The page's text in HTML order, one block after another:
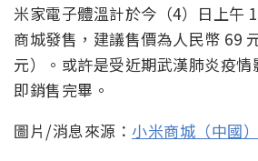
米家電子體溫計於今（4）日上午
商城發售，建議售價為人民幣 69
元）。或許是受近期武漢肺炎疫
即銷售完畢。
圖片/消息來源： 小米商城（中國）